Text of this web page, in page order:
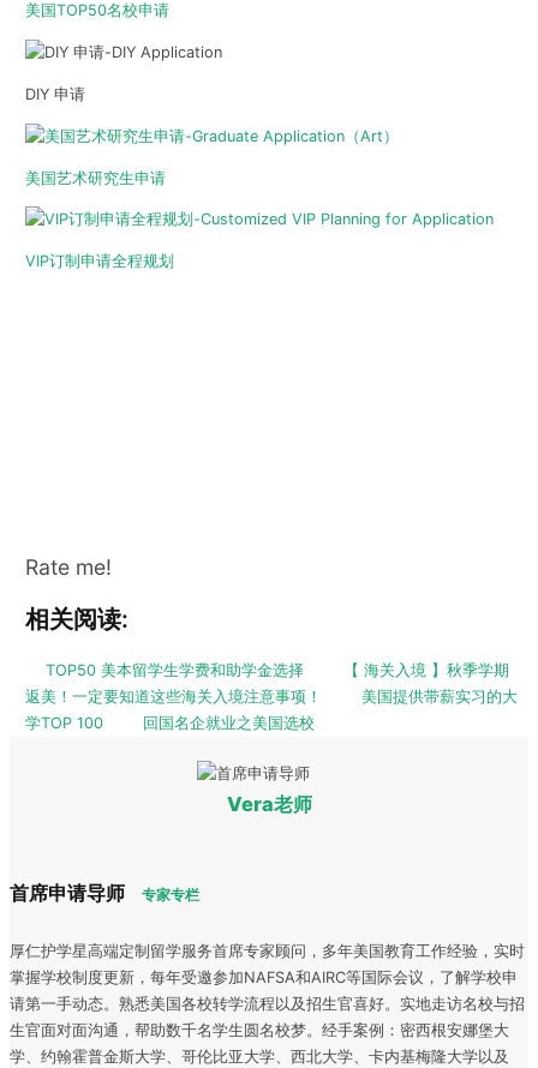
美国TOP50名校申请
DIY 申请
美国艺术研究生申请
VIP订制申请全程规划
Rate me!
相关阅读:
TOP50 美本留学生学费和助学金选择
【 海关入境 】秋季学期
返美！一定要知道这些海关入境注意事项！
美国提供带薪实习的大
学TOP 100
回国名企就业之美国选校
Vera老师
首席申请导师 专家专栏
厚仁护学星高端定制留学服务首席专家顾问，多年美国教育工作经验，实时
掌握学校制度更新，每年受邀参加NAFSA和AIRC等国际会议，了解学校申
请第一手动态。熟悉美国各校转学流程以及招生官喜好。实地走访名校与招
生官面对面沟通，帮助数千名学生圆名校梦。经手案例：密西根安娜堡大
学、约翰霍普金斯大学、哥伦比亚大学、西北大学、卡内基梅隆大学以及